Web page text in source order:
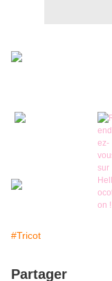
#Tricot
Partager